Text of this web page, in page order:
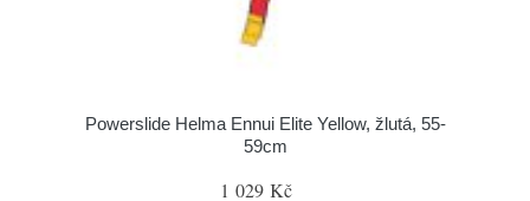
Powerslide Helma Ennui Elite Yellow, žlutá, 55-
59cm
1 029 Kč